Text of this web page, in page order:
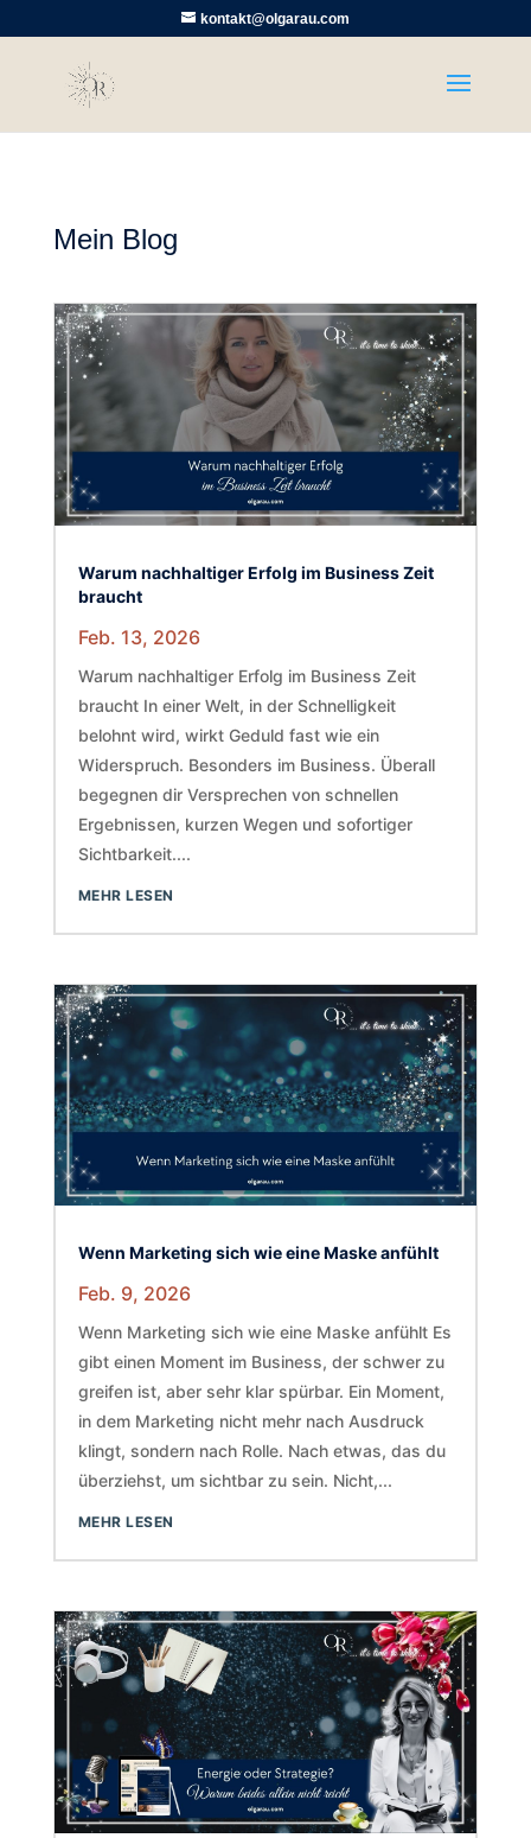
kontakt@olgarau.com
Mein Blog
Warum nachhaltiger Erfolg im Business Zeit
braucht
Feb. 13, 2026
Warum nachhaltiger Erfolg im Business Zeit
braucht In einer Welt, in der Schnelligkeit
belohnt wird, wirkt Geduld fast wie ein
Widerspruch. Besonders im Business. Überall
begegnen dir Versprechen von schnellen
Ergebnissen, kurzen Wegen und sofortiger
Sichtbarkeit....
MEHR LESEN
Wenn Marketing sich wie eine Maske anfühlt
Feb. 9, 2026
Wenn Marketing sich wie eine Maske anfühlt Es
gibt einen Moment im Business, der schwer zu
greifen ist, aber sehr klar spürbar. Ein Moment,
in dem Marketing nicht mehr nach Ausdruck
klingt, sondern nach Rolle. Nach etwas, das du
überziehst, um sichtbar zu sein. Nicht,...
MEHR LESEN